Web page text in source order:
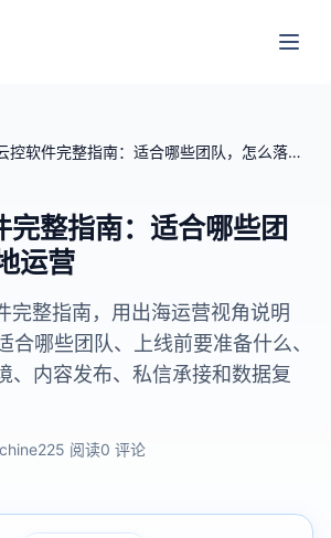
INS云控软件完整指南：适合哪些团队，怎么落地运营
完整指南：适合哪些团
运营
完整指南，用出海运营视角说明
哪些团队、上线前要准备什么、
、内容发布、私信承接和数据复
225 阅读0 评论